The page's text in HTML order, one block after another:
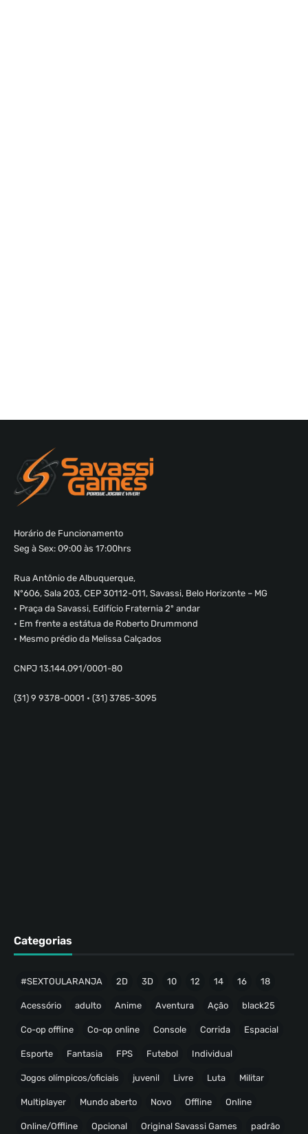
Horário de Funcionamento
Seg à Sex: 09:00 às 17:00hrs
Rua Antônio de Albuquerque,
Nº606, Sala 203, CEP 30112-011, Savassi, Belo Horizonte – MG
• Praça da Savassi, Edifício Fraternia 2º andar
• Em frente a estátua de Roberto Drummond
• Mesmo prédio da Melissa Calçados
CNPJ 13.144.091/0001-80
(31) 9 9378-0001 • (31) 3785-3095
Categorias
#SEXTOULARANJA 2D 3D 10 12 14 16 18
Acessório adulto Anime Aventura Ação black25
Co-op offline Co-op online Console Corrida Espacial
Esporte Fantasia FPS Futebol Individual
Jogos olímpicos/oficiais juvenil Livre Luta Militar
Multiplayer Mundo aberto Novo Offline Online
Online/Offline Opcional Original Savassi Games padrão